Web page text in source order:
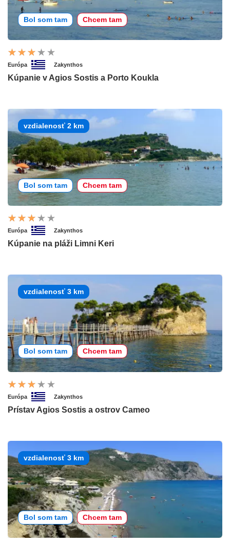
Bol som tam Chcem tam
Európa Zakynthos
Kúpanie v Agios Sostis a Porto Koukla
vzdialenosť 2 km
Bol som tam Chcem tam
Európa Zakynthos
Kúpanie na pláži Limni Keri
vzdialenosť 3 km
Bol som tam Chcem tam
Európa Zakynthos
Prístav Agios Sostis a ostrov Cameo
vzdialenosť 3 km
Bol som tam Chcem tam